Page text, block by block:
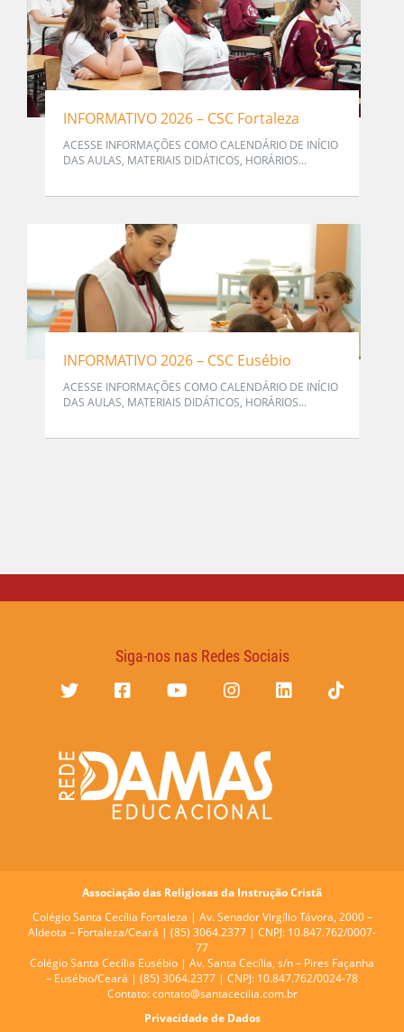
INFORMATIVO 2026 – CSC Fortaleza
ACESSE INFORMAÇÕES COMO CALENDÁRIO DE INÍCIO
DAS AULAS, MATERIAIS DIDÁTICOS, HORÁRIOS...
INFORMATIVO 2026 – CSC Eusébio
ACESSE INFORMAÇÕES COMO CALENDÁRIO DE INÍCIO
DAS AULAS, MATERIAIS DIDÁTICOS, HORÁRIOS...
Siga-nos nas Redes Sociais
Associação das Religiosas da Instrução Cristã
Colégio Santa Cecília Fortaleza | Av. Senador Virgílio Távora, 2000 –
Aldeota – Fortaleza/Ceará | (85) 3064.2377 | CNPJ: 10.847.762/0007-
77
Colégio Santa Cecília Eusébio | Av. Santa Cecília, s/n – Pires Façanha
– Eusébio/Ceará | (85) 3064.2377 | CNPJ: 10.847.762/0024-78
Contato: contato@santacecilia.com.br
Privacidade de Dados